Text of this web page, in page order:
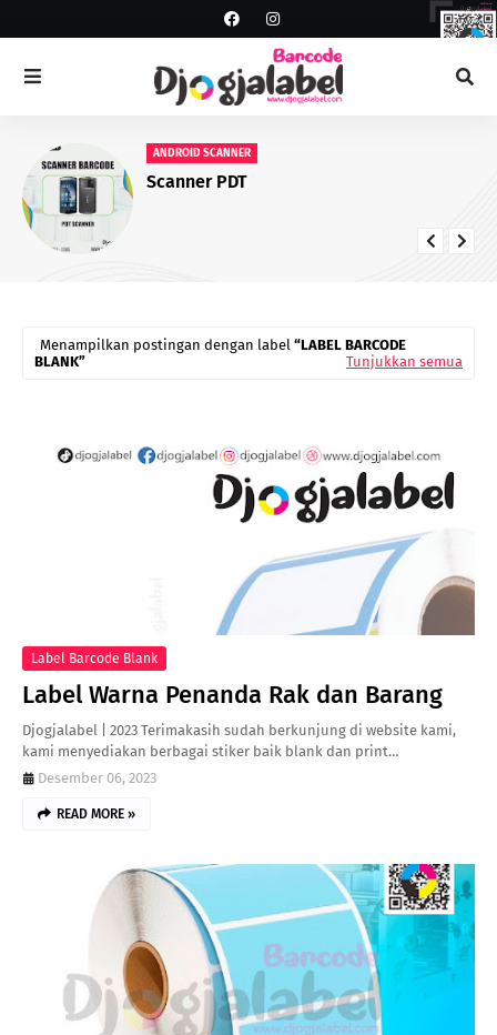
LABEL ANTI AIR
Label Yupo Warna Merah
Menampilkan postingan dengan label LABEL BARCODE
BLANK
Tunjukkan semua
Label Barcode Blank
Label Warna Penanda Rak dan Barang
Djogjalabel | 2023 Terimakasih sudah berkunjung di website kami,
kami menyediakan berbagai stiker baik blank dan print…
Desember 06, 2023
READ MORE »